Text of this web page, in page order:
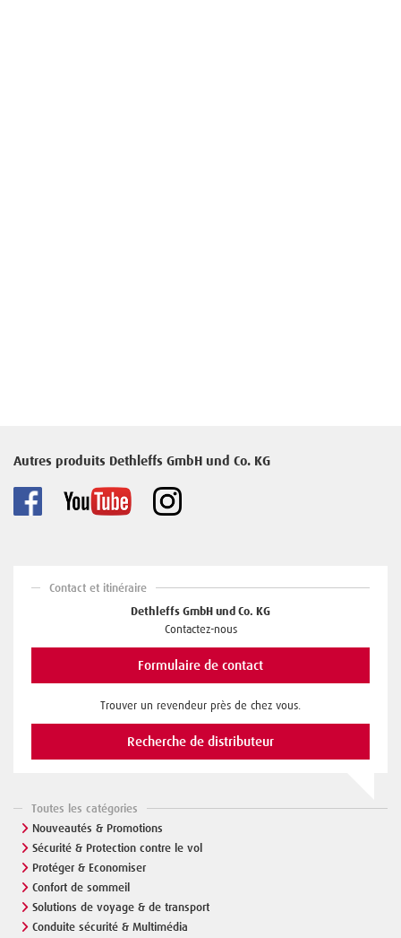
Autres produits Dethleffs GmbH und Co. KG
Contact et itinéraire
Dethleffs GmbH und Co. KG
Contactez-nous
Formulaire de contact
Trouver un revendeur près de chez vous.
Recherche de distributeur
Toutes les catégories
Nouveautés & Promotions
Sécurité & Protection contre le vol
Protéger & Economiser
Confort de sommeil
Solutions de voyage & de transport
Conduite sécurité & Multimédia